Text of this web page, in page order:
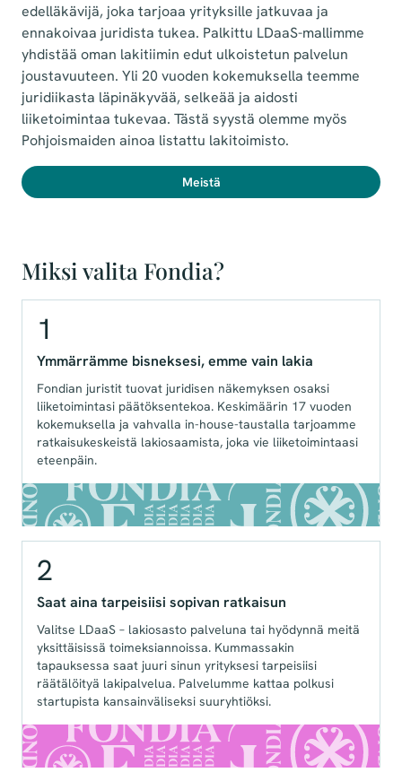
edelläkävijä, joka tarjoaa yrityksille jatkuvaa ja
ennakoivaa juridista tukea. Palkittu LDaaS-mallimme
yhdistää oman lakitiimin edut ulkoistetun palvelun
joustavuuteen. Yli 20 vuoden kokemuksella teemme
juridiikasta läpinäkyvää, selkeää ja aidosti
liiketoimintaa tukevaa. Tästä syystä olemme myös
Pohjoismaiden ainoa listattu lakitoimisto.
Meistä
Miksi valita Fondia?
1
Ymmärrämme bisneksesi, emme vain lakia
Fondian juristit tuovat juridisen näkemyksen osaksi
liiketoimintasi päätöksentekoa. Keskimäärin 17 vuoden
kokemuksella ja vahvalla in-house-taustalla tarjoamme
ratkaisukeskeistä lakiosaamista, joka vie liiketoimintaasi
eteenpäin.
2
Saat aina tarpeisiisi sopivan ratkaisun
Valitse LDaaS – lakiosasto palveluna tai hyödynnä meitä
yksittäisissä toimeksiannoissa. Kummassakin
tapauksessa saat juuri sinun yrityksesi tarpeisiisi
räätälöityä lakipalvelua. Palvelumme kattaa polkusi
startupista kansainväliseksi suuryhtiöksi.